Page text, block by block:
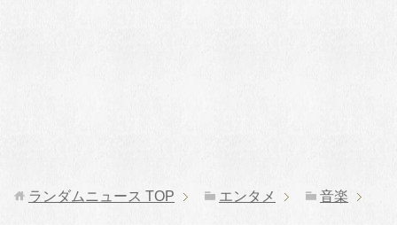
ランダムニュース TOP エンタメ 音楽